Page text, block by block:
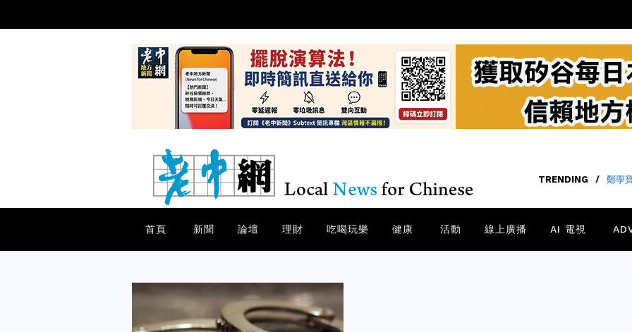
TRENDING / 鄭學
首頁 新聞 論壇 理財 吃喝玩樂 健康 活動 線上廣播 AI 電視